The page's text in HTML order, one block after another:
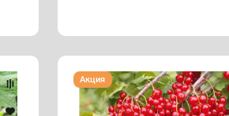
Смородина
"НАТАЛИ"
Акция